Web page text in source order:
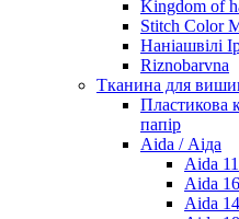
Kingdom of
Stitch Color
Наніашвілі
Riznobarvna
Тканина для
Пластикова
папір
Aida / Аіда
Aida 11
Aida 16
Aida 14